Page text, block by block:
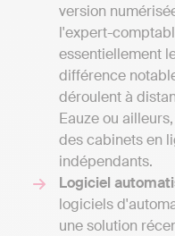
version
l'expert-
essentiellement
différence
déroulent à
Eauze ou
des cabinets en
indépendants.
Logiciel
logiciels
une solution